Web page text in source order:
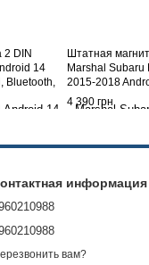
2 DIN
14
Bluetooth,
Штатная
Marshal Subaru
2015-2018
4 390 грн
информация
вам?